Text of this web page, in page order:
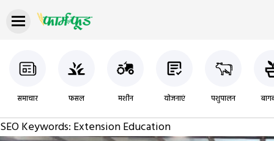
समाचार फसल मशीन योजनाएं पशुपालन
SEO Keywords: Extension Education